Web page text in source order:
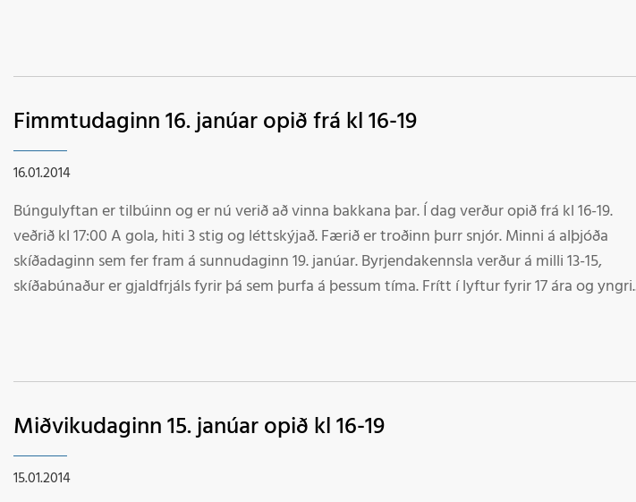
Starfsmenn
Fimmtudaginn 16. janúar opið frá kl 16-19
16.01.2014
Búngulyftan er tilbúinn og er nú verið að vinna bakkana þar. Í dag verður opið frá kl 16-19.
veðrið kl 17:00 A gola, hiti 3 stig og léttskýjað. Færið er troðinn þurr snjór. Minni á alþjóða
skíðadaginn sem fer fram á sunnudaginn 19. janúar. Byrjendakennsla verður á milli 13-15,
skíðabúnaður er gjaldfrjáls fyrir þá sem þurfa á þessum tíma. Frítt í lyftur fyrir 17 ára og yngri.
Miðvikudaginn 15. janúar opið kl 16-19
15.01.2014